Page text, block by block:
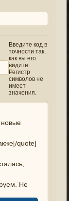
Введите код в
точности так,
как вы его
видите.
Регистр
символов не
имеет
значения.